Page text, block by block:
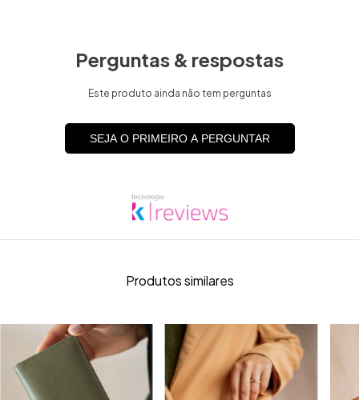
Perguntas & respostas
Este produto ainda não tem perguntas
SEJA O PRIMEIRO A PERGUNTAR
Produtos similares